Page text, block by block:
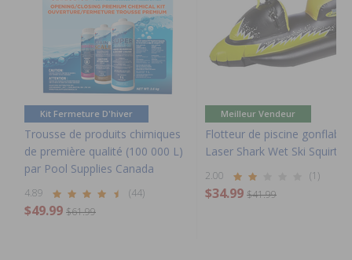
Kit Fermeture D'hiver
Trousse de produits chimiques
de première qualité (100 000 L)
par Pool Supplies Canada
4.89 (44)
$49.99 $61.99
Meilleur Vendeur
Flotteur de piscine gonflable
Laser Shark Wet Ski Squirter
2.00 (1)
$34.99 $41.99